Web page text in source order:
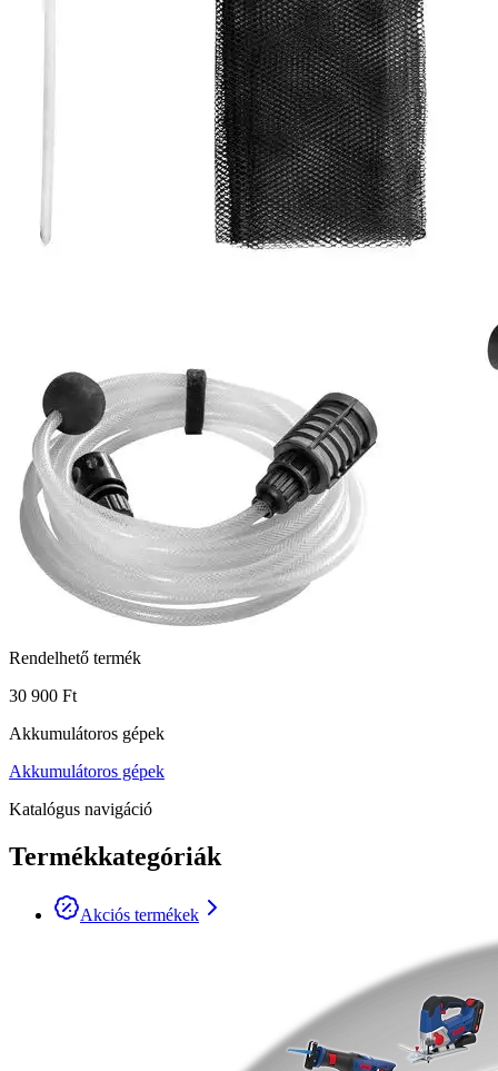
Rendelhető termék
30 900 Ft
Akkumulátoros gépek
Akkumulátoros gépek
Katalógus navigáció
Termékkategóriák
Akciós termékek